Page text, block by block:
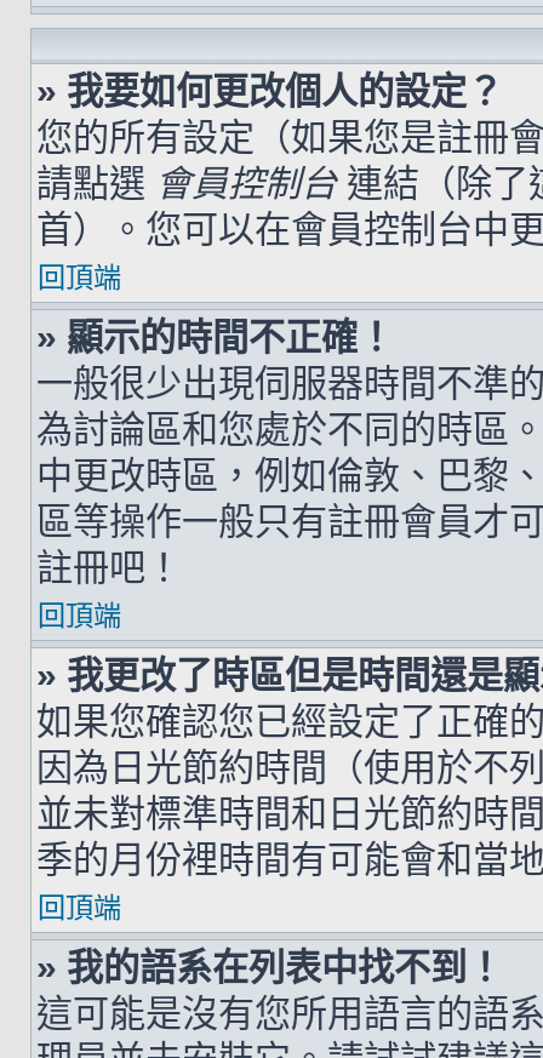
» 我要如何更改個人的設定？
您的所有設定（如果您是註冊
請點選 會員控制台連結（除了
首）。您可以在會員控制台中
回頂端
» 顯示的時間不正確！
一般很少出現伺服器時間不準
為討論區和您處於不同的時區
中更改時區，例如倫敦、巴黎
區等操作一般只有註冊會員才
註冊吧！
回頂端
» 我更改了時區但是時間還是
如果您確認您已經設定了正確
因為日光節約時間（使用於不
並未對標準時間和日光節約時
季的月份裡時間有可能會和當
回頂端
» 我的語系在列表中找不到！
這可能是沒有您所用語言的語